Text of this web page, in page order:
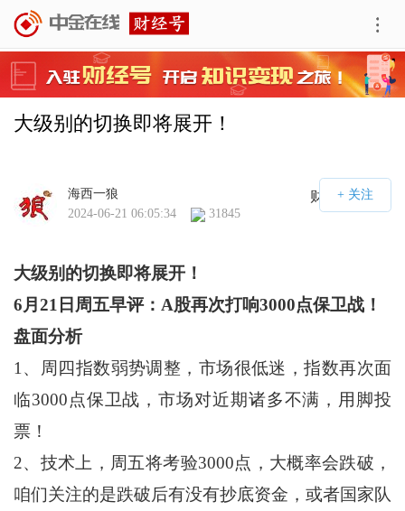
大级别的切换即将展开！
财经号APP
海西一狼
2024-06-21 06:05:34
31845
大级别的切换即将展开！
6月 21 日周五早评： A股再次打响3000点保卫战！
盘面分析
1、周四指数弱势调整，市场很低迷，指数再次面
临3000点保卫战，市场对近期诸多不满，用脚投
票！
2、技术上，周五将考验3000点，大概率会跌破，
咱们关注的是跌破后有没有抄底资金，或者国家队